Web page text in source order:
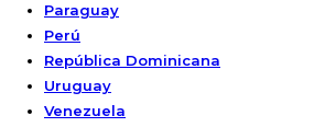
Paraguay
Perú
República Dominicana
Uruguay
Venezuela